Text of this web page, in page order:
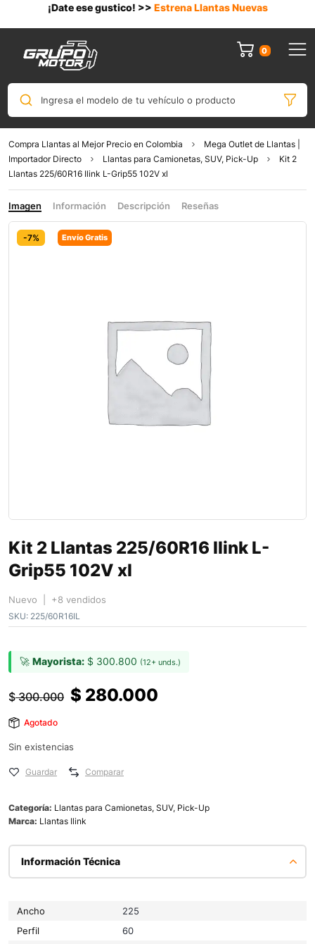
¡Date ese gustico! >> Estrena Llantas Nuevas
0
Ingresa el modelo de tu vehículo o producto
Compra Llantas al Mejor Precio en Colombia
Mega Outlet de Llantas |
Importador Directo
Llantas para Camionetas, SUV, Pick-Up
Kit 2
Llantas 225/60R16 Ilink L-Grip55 102V xl
Imagen Información Descripción Reseñas
-7% Envío Gratis
Kit 2 Llantas 225/60R16 Ilink L-
Grip55 102V xl
Nuevo | +8 vendidos
SKU: 225/60R16IL
🚀 Mayorista: $ 300.800 (12+ unds.)
$300.000 $ 280.000
Agotado
Sin existencias
Guardar Comparar
Categoría: Llantas para Camionetas, SUV, Pick-Up
Marca: Llantas Ilink
Información Técnica
Ancho
225
Perfil
60